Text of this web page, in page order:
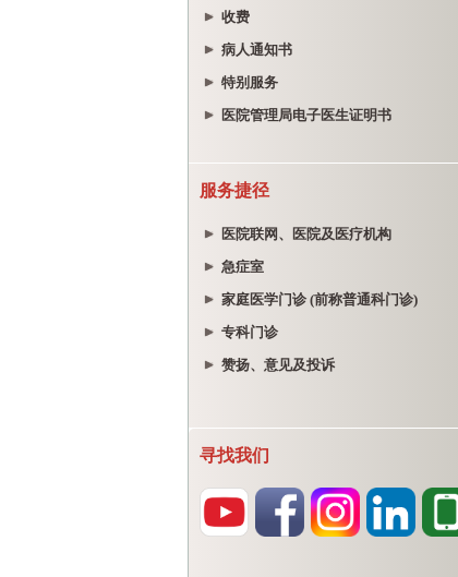
收费
病人通知书
特别服务
医院管理局电子医生证明书
服务捷径
医院联网、医院及医疗机构
急症室
家庭医学门诊 (前称普通科门诊)
专科门诊
赞扬、意见及投诉
寻找我们